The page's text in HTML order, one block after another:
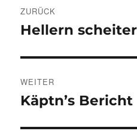
ZURÜCK
Vorheriger
Hellern
WEITER
Nächster
Käptn’s Bericht